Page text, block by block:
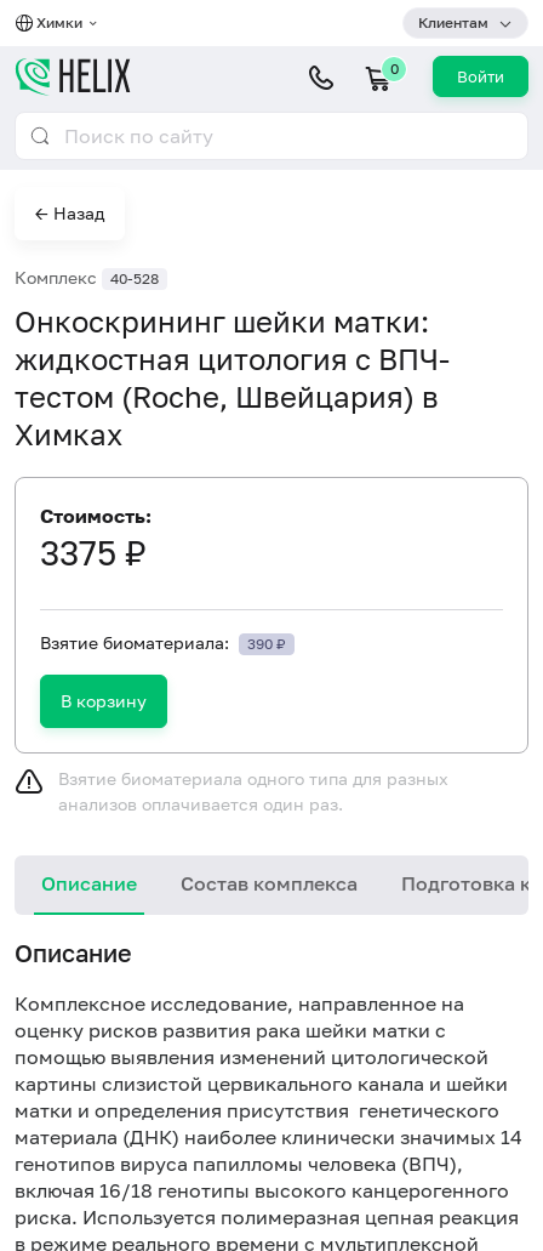
Химки Клиентам
0 Войти
← Назад
Комплекс 40-528
Онкоскрининг шейки матки:
жидкостная цитология c ВПЧ-
тестом (Roche, Швейцария) в
Химках
Стоимость:
3375 ₽
Взятие биоматериала: 390 ₽
В корзину
Взятие биоматериала одного типа для разных
анализов оплачивается один раз.
Описание Состав комплекса Подготовка к
Описание
Комплексное исследование, направленное на
оценку рисков развития рака шейки матки с
помощью выявления изменений цитологической
картины слизистой цервикального канала и шейки
матки и определения присутствия генетического
материала (ДНК) наиболее клинически значимых 14
генотипов вируса папилломы человека (ВПЧ),
включая 16/18 генотипы высокого канцерогенного
риска. Используется полимеразная цепная реакция
в режиме реального времени с мультиплексной